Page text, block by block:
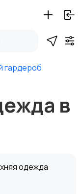
гардероб
в
одежда